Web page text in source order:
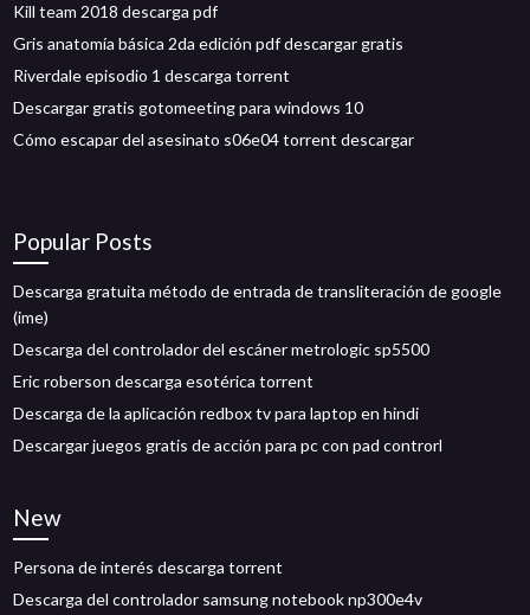
Kill team 2018 descarga pdf
Gris anatomía básica 2da edición pdf descargar gratis
Riverdale episodio 1 descarga torrent
Descargar gratis gotomeeting para windows 10
Cómo escapar del asesinato s06e04 torrent descargar
Popular Posts
Descarga gratuita método de entrada de transliteración de google
(ime)
Descarga del controlador del escáner metrologic sp5500
Eric roberson descarga esotérica torrent
Descarga de la aplicación redbox tv para laptop en hindi
Descargar juegos gratis de acción para pc con pad controrl
New
Persona de interés descarga torrent
Descarga del controlador samsung notebook np300e4v